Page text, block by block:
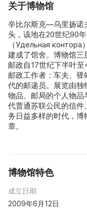
关于博物馆
辛比尔斯克—乌里扬诺
头，该地在20世纪90
（Удельная
建成了馆舍。博物馆
邮政自17世纪下半叶
邮政工作者：车夫、
代的邮递员。展览由
物品、邮局的个人物
代普通苏联公民的信
务日益多样的时代，
章。
博物馆特色
成立日期
2009年6月12日